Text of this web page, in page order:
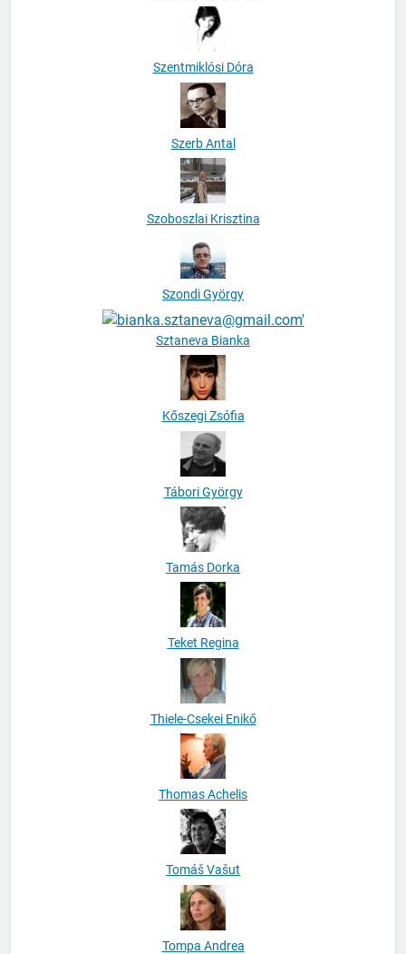
Szentmiklósi Dóra
Szerb Antal
Szoboszlai Krisztina
Szondi György
Sztaneva Bianka
Kőszegi Zsófia
Tábori György
Tamás Dorka
Teket Regina
Thiele-Csekei Enikő
Thomas Achelis
Tomáš Vašut
Tompa Andrea